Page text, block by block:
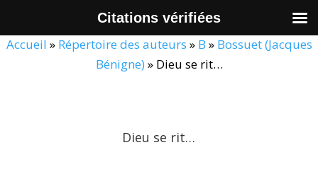
Accueil » Répertoire des auteurs » B » Bossuet (Jacques
Bénigne) » Dieu se rit…
Dieu se rit…
Citations vérifiées